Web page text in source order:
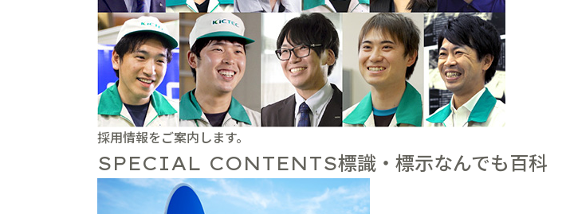
採用情報をご案内します。
SPECIAL CONTENTS標識・標示なんでも百科